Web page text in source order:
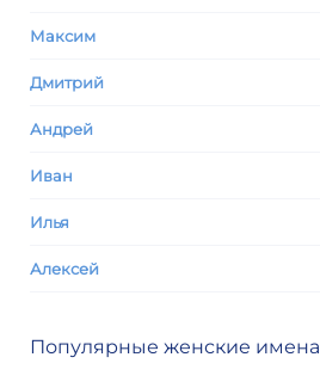
Максим
Дмитрий
Андрей
Иван
Илья
Алексей
Популярные женские имена